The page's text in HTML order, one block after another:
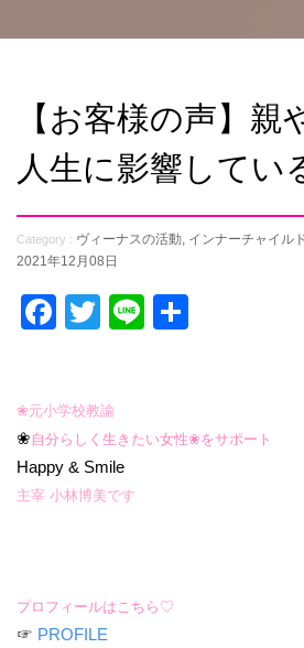
【お客様の声】
人生に影響してい
Category : ヴィーナスの活動, インナーチャイル
2021年12月08日
Facebook
Twitter
Line
❀元小学校教諭
❀自分らしく生きたい女性❀をサポート
Happy & Smile
主宰 小林博美です
プロフィールはこちら♡
☞ PROFILE